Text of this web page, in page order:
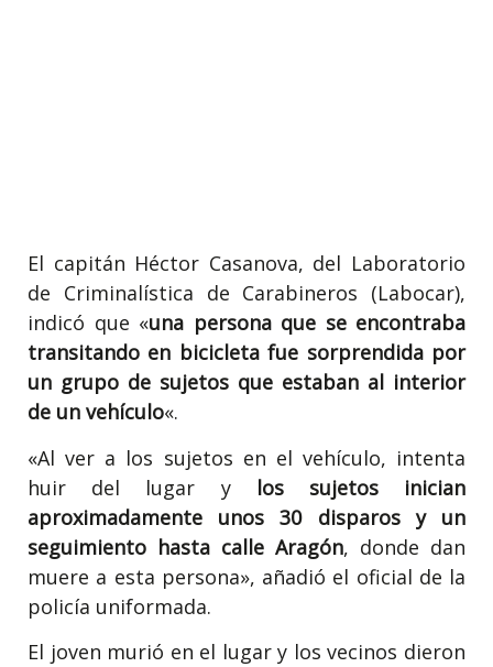
El capitán Héctor Casanova, del Laboratorio
de Criminalística de Carabineros (Labocar),
indicó que «una persona que se encontraba
transitando en bicicleta fue sorprendida por
un grupo de sujetos que estaban al interior
de un vehículo«.
«Al ver a los sujetos en el vehículo, intenta
huir del lugar y los sujetos inician
aproximadamente unos 30 disparos y un
seguimiento hasta calle Aragón, donde dan
muere a esta persona», añadió el oficial de la
policía uniformada.
El joven murió en el lugar y los vecinos dieron